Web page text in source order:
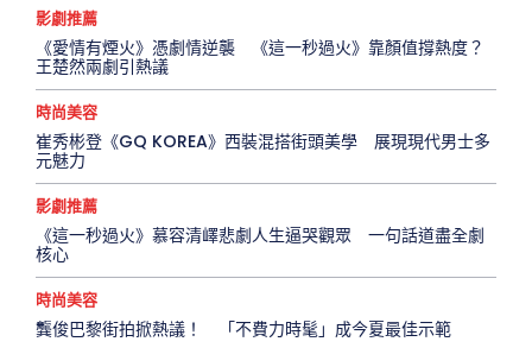
影劇推薦
《愛情有煙火》憑劇情逆襲 《這一秒過火》靠顏值撐熱度？
王楚然兩劇引熱議
時尚美容
崔秀彬登《GQ KOREA》西裝混搭街頭美學 展現現代男士多
元魅力
影劇推薦
《這一秒過火》慕容清嶧悲劇人生逼哭觀眾 一句話道盡全劇
核心
時尚美容
龔俊巴黎街拍掀熱議！ 「不費力時髦」成今夏最佳示範